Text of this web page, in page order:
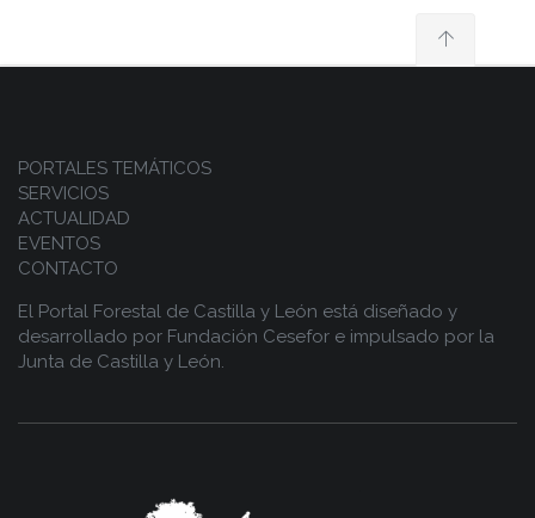
PORTALES TEMÁTICOS
SERVICIOS
ACTUALIDAD
EVENTOS
CONTACTO
El Portal Forestal de Castilla y León está diseñado y
desarrollado por Fundación Cesefor e impulsado por la
Junta de Castilla y León.